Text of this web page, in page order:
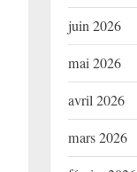
juin 2026
mai 2026
avril 2026
mars 2026